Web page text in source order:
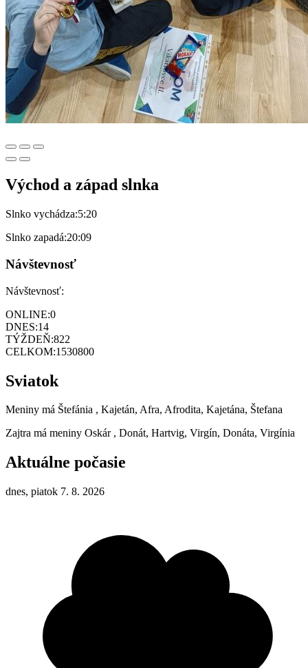
Východ a západ slnka
Slnko vychádza:5:20
Slnko zapadá:20:09
Návštevnosť
Návštevnosť:
ONLINE:0
DNES:14
TÝŽDEŇ:822
CELKOM:1530800
Sviatok
Meniny má Štefánia , Kajetán, Afra, Afrodita, Kajetána, Štefana
Zajtra má meniny Oskár , Donát, Hartvig, Virgín, Donáta, Virgínia
Aktuálne počasie
dnes, piatok 7. 8. 2026